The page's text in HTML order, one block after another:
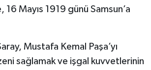
16 Mayıs 1919 günü Samsun’a
Mustafa Kemal Paşa’yı
sağlamak ve işgal kuvvetlerinin